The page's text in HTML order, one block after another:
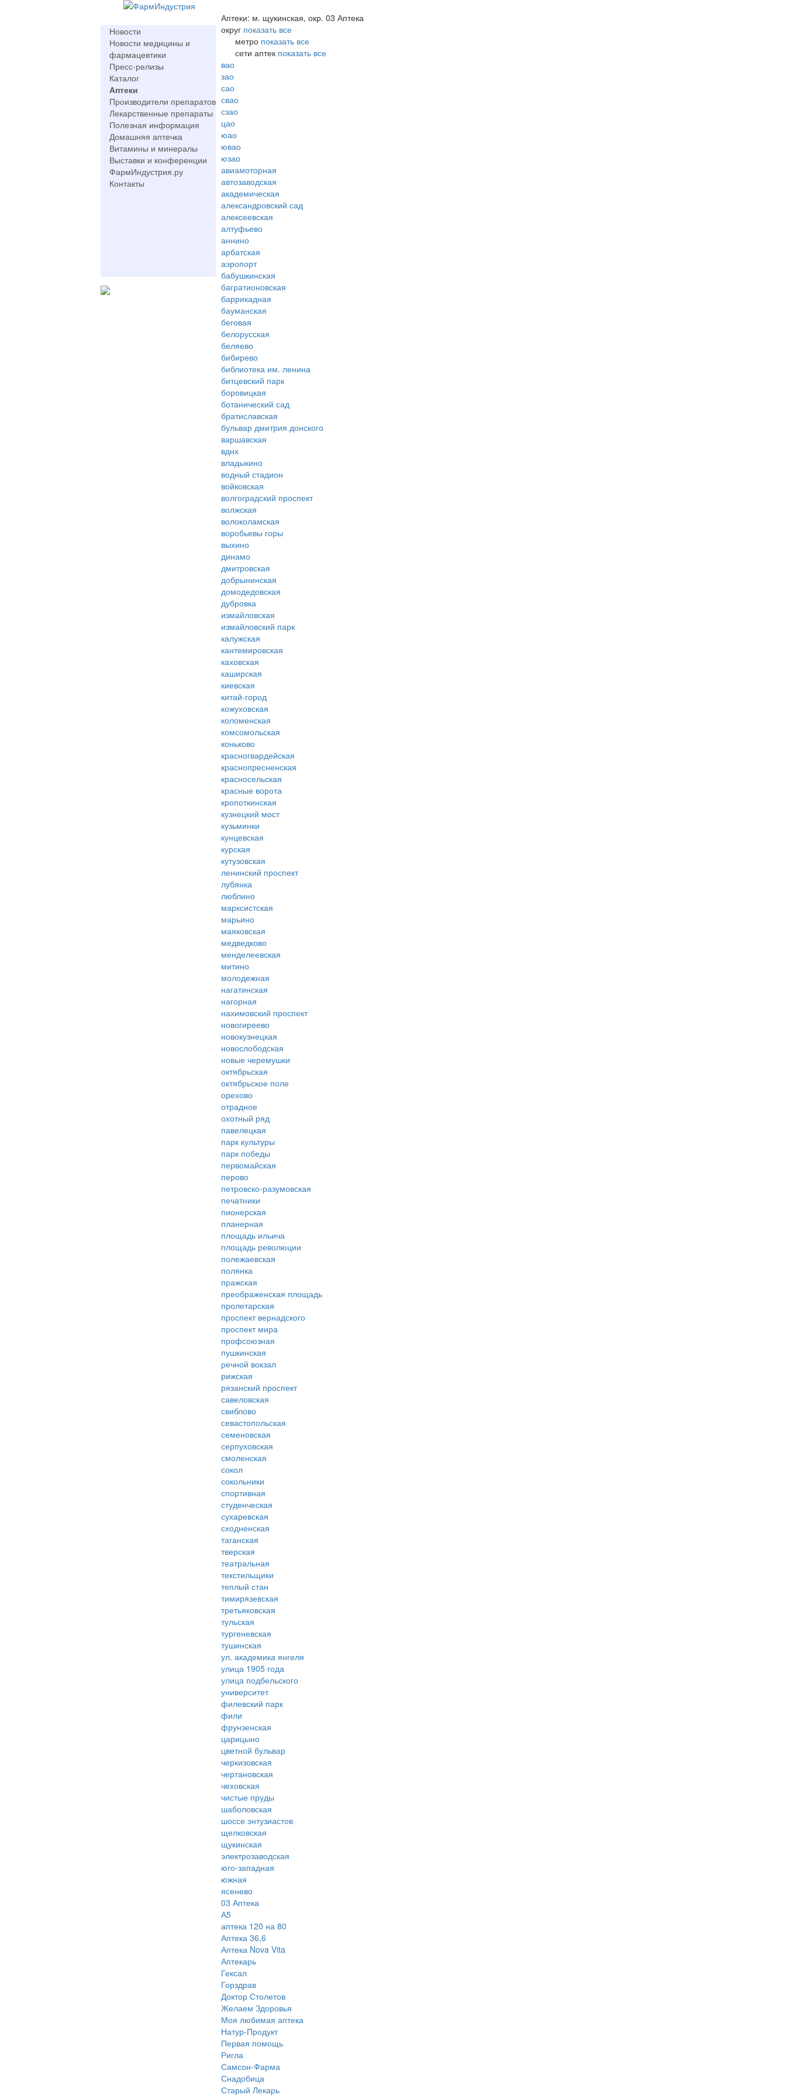
Новости
Новости медицины и
фармацевтики
Пресс-релизы
Каталог
Аптеки
Производители препаратов
Лекарственные препараты
Полезная информация
Домашняя аптечка
Витамины и минералы
Выставки и конференции
ФармИндустрия.ру
Контакты
Аптеки: м. щукинская, окр. 03 Аптека
округ показать все
метро показать все
сети аптек показать все
вао
зао
сао
свао
сзао
цао
юао
ювао
юзао
авиамоторная
автозаводская
академическая
александровский сад
алексеевская
алтуфьево
аннино
арбатская
аэропорт
бабушкинская
багратионовская
баррикадная
бауманская
беговая
белорусская
беляево
бибирево
библиотека им. ленина
битцевский парк
боровицкая
ботанический сад
братиславская
бульвар дмитрия донского
варшавская
вднх
владыкино
водный стадион
войковская
волгоградский проспект
волжская
волоколамская
воробьевы горы
выхино
динамо
дмитровская
добрынинская
домодедовская
дубровка
измайловская
измайловский парк
калужская
кантемировская
каховская
каширская
киевская
китай-город
кожуховская
коломенская
комсомольская
коньково
красногвардейская
краснопресненская
красносельская
красные ворота
кропоткинская
кузнецкий мост
кузьминки
кунцевская
курская
кутузовская
ленинский проспект
лубянка
люблино
марксистская
марьино
маяковская
медведково
менделеевская
митино
молодежная
нагатинская
нагорная
нахимовский проспект
новогиреево
новокузнецкая
новослободская
новые черемушки
октябрьская
октябрьское поле
орехово
отрадное
охотный ряд
павелецкая
парк культуры
парк победы
первомайская
перово
петровско-разумовская
печатники
пионерская
планерная
площадь ильича
площадь революции
полежаевская
полянка
пражская
преображенская площадь
пролетарская
проспект вернадского
проспект мира
профсоюзная
пушкинская
речной вокзал
рижская
рязанский проспект
савеловская
свиблово
севастопольская
семеновская
серпуховская
смоленская
сокол
сокольники
спортивная
студенческая
сухаревская
сходненская
таганская
тверская
театральная
текстильщики
теплый стан
тимирязевская
третьяковская
тульская
тургеневская
тушинская
ул. академика янгеля
улица 1905 года
улица подбельского
университет
филевский парк
фили
фрунзенская
царицыно
цветной бульвар
черкизовская
чертановская
чеховская
чистые пруды
шаболовская
шоссе энтузиастов
щелковская
щукинская
электрозаводская
юго-западная
южная
ясенево
03 Аптека
А5
аптека 120 на 80
Аптека 36,6
Аптека Nova Vita
Аптекарь
Гексал
Горздрав
Доктор Столетов
Желаем Здоровья
Моя любимая аптека
Натур-Продукт
Первая помощь
Ригла
Самсон-Фарма
Снадобица
Старый Лекарь